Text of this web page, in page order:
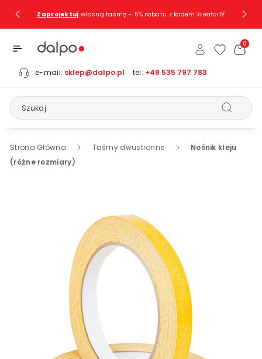
TreściZaprojektuj własną taśmę - 5% rabatu z kodem kreator5!
e-mail: sklep@dalpo.pl tel: +48 535 797 783
Szukaj
0
Strona Główna Taśmy dwustronne
Nośnik kleju
(różne rozmiary)
Pomiń, Aby